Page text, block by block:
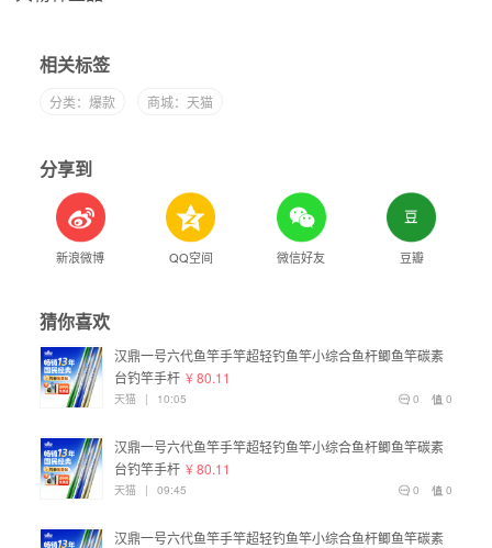
相关标签
分类：爆款 商城：天猫
分享到
新浪微博 QQ空间 微信好友 豆瓣
猜你喜欢
汉鼎一号六代鱼竿手竿超轻钓鱼竿小综合鱼杆鲫鱼竿碳素
台钓竿手杆 ¥ 80.11
0
0
天猫 | 10:05
汉鼎一号六代鱼竿手竿超轻钓鱼竿小综合鱼杆鲫鱼竿碳素
台钓竿手杆 ¥ 80.11
0
0
天猫 | 09:45
汉鼎一号六代鱼竿手竿超轻钓鱼竿小综合鱼杆鲫鱼竿碳素